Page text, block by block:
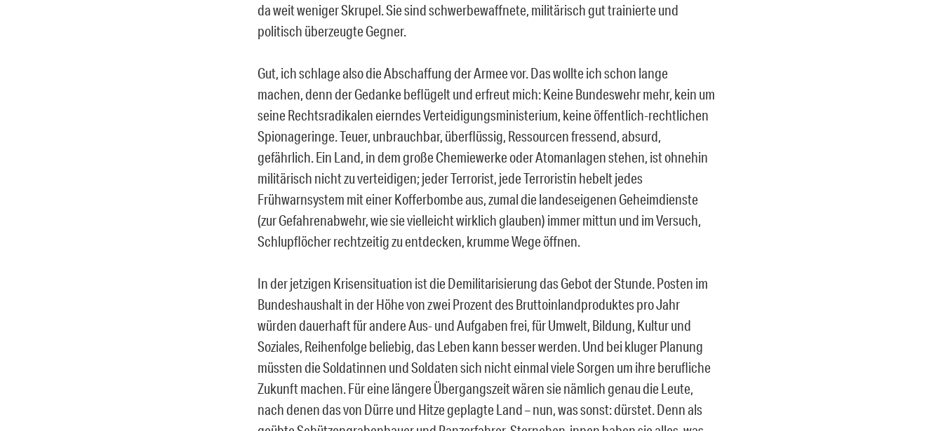
da weit weniger Skrupel. Sie sind schwerbewaffnete, militärisch gut trainierte und
politisch überzeugte Gegner.
Gut, ich schlage also die Abschaffung der Armee vor. Das wollte ich schon lange
machen, denn der Gedanke beflügelt und erfreut mich: Keine Bundeswehr mehr, kein um
seine Rechtsradikalen eierndes Verteidigungsministerium, keine öffentlich-rechtlichen
Spionageringe. Teuer, unbrauchbar, überflüssig, Ressourcen fressend, absurd,
gefährlich. Ein Land, in dem große Chemiewerke oder Atomanlagen stehen, ist ohnehin
militärisch nicht zu verteidigen; jeder Terrorist, jede Terroristin hebelt jedes
Frühwarnsystem mit einer Kofferbombe aus, zumal die landeseigenen Geheimdienste
(zur Gefahrenabwehr, wie sie vielleicht wirklich glauben) immer mittun und im Versuch,
Schlupflöcher rechtzeitig zu entdecken, krumme Wege öffnen.
In der jetzigen Krisensituation ist die Demilitarisierung das Gebot der Stunde. Posten im
Bundeshaushalt in der Höhe von zwei Prozent des Bruttoinlandproduktes pro Jahr
würden dauerhaft für andere Aus- und Aufgaben frei, für Umwelt, Bildung, Kultur und
Soziales, Reihenfolge beliebig, das Leben kann besser werden. Und bei kluger Planung
müssten die Soldatinnen und Soldaten sich nicht einmal viele Sorgen um ihre berufliche
Zukunft machen. Für eine längere Übergangszeit wären sie nämlich genau die Leute,
nach denen das von Dürre und Hitze geplagte Land – nun, was sonst: dürstet. Denn als